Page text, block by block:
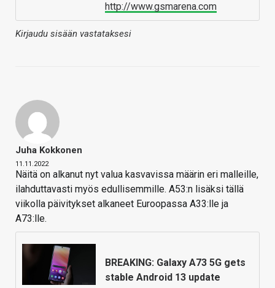
http://www.gsmarena.com
Kirjaudu sisään vastataksesi
Juha Kokkonen
11.11.2022
Näitä on alkanut nyt valua kasvavissa määrin eri malleille,
ilahduttavasti myös edullisemmille. A53:n lisäksi tällä
viikolla päivitykset alkaneet Euroopassa A33:lle ja
A73:lle.
BREAKING: Galaxy A73 5G gets
stable Android 13 update